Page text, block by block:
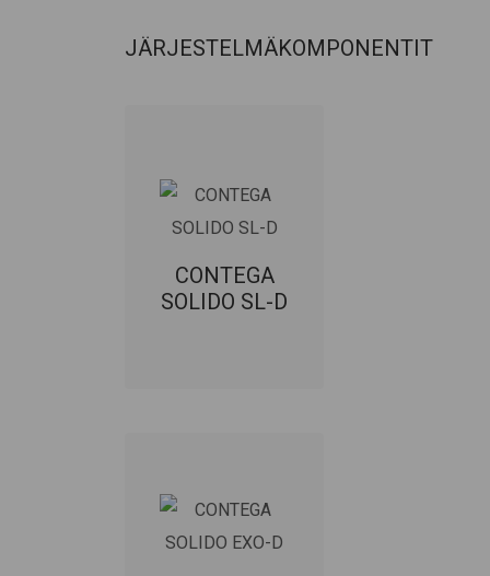
JÄRJESTELMÄKOMPONENTIT
CONTEGA
SOLIDO SL-D
Diffuusioavoin
liitosnauha
rakennusosien
liittymiin
Diffuusioavoin